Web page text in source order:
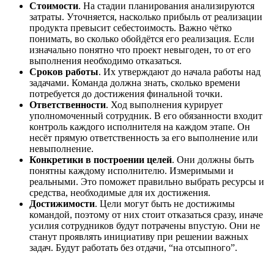
Стоимости. На стадии планирования анализируются
затраты. Уточняется, насколько прибыль от реализации
продукта превысит себестоимость. Важно чётко
понимать, во сколько обойдётся его реализация. Если
изначально понятно что проект невыгоден, то от его
выполнения необходимо отказаться.
Сроков работы. Их утверждают до начала работы над
задачами. Команда должна знать, сколько времени
потребуется до достижения финальной точки.
Ответственности. Ход выполнения курирует
уполномоченный сотрудник. В его обязанности входит
контроль каждого исполнителя на каждом этапе. Он
несёт прямую ответственность за его выполнение или
невыполнение.
Конкретики в построении целей. Они должны быть
понятны каждому исполнителю. Измеримыми и
реальными. Это поможет правильно выбрать ресурсы и
средства, необходимые для их достижения.
Достижимости. Цели могут быть не достижимы
командой, поэтому от них стоит отказаться сразу, иначе
усилия сотрудников будут потрачены впустую. Они не
станут проявлять инициативу при решении важных
задач. Будут работать без отдачи, “на отсыпного”.